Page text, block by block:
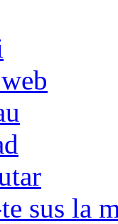
sus la